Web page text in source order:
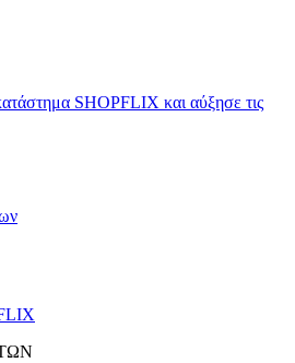
SHOPFLIX και αύξησε τις